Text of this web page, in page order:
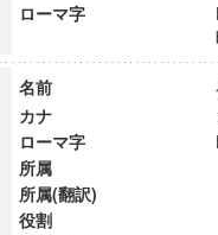
ローマ字
名前
カナ
ローマ字
所属
所属(翻訳)
役割